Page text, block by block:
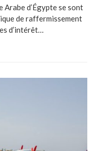
Arabe d’Égypte se sont
de raffermissement
d’intérêt…